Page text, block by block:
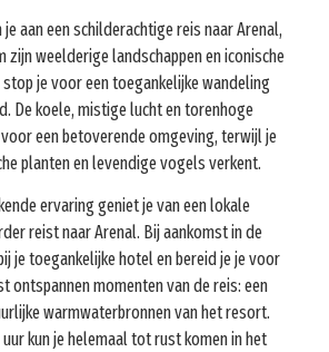
aan een schilderachtige reis naar Arenal,
zijn weelderige landschappen en iconische
je voor een toegankelijke wandeling
De koele, mistige lucht en torenhoge
een betoverende omgeving, terwijl je
planten en levendige vogels verkent.
ervaring geniet je van een lokale
reist naar Arenal. Bij aankomst in de
je toegankelijke hotel en bereid je je voor
ontspannen momenten van de reis: een
warmwaterbronnen van het resort.
kun je helemaal tot rust komen in het